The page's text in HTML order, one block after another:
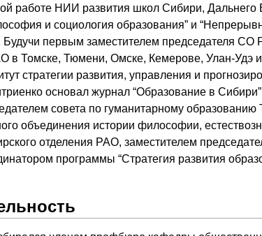
работе НИИ развития школ Сибири,
и социология образования” и
Будучи первым заместителем председателя СО
в Томске, Тюмени, Омске, Кемерове, Улан-Удэ и
стратегии развития, управления и
основал журнал “Образование в
совета по гуманитарному
объединения истории философии,
отделения РАО, заместителем
программы “Стратегия развития